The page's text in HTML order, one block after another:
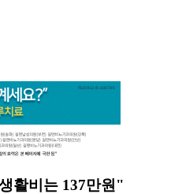
활비는 137만원"